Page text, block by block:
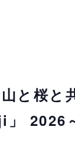
と桜と
2026